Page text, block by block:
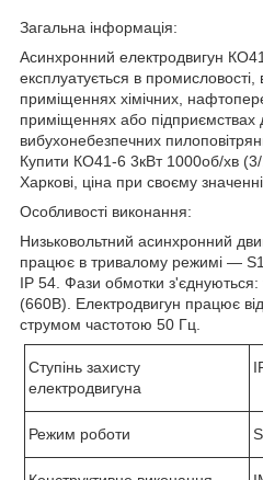
Загальна інформація:
Асинхронний електродвигун
експлуатується в
приміщеннях хімічних,
приміщеннях або
вибухонебезпечних
Купити КО41-6 3кВт 1000об/хв
Харкові, ціна при своєму
Особливості виконання:
Низьковольтний асинхронний
працює в тривалому режимі ― S
ІP 54. Фази обмотки з'єднуються:
(660В). Електродвигун працює
струмом частотою 50 Гц.
Ступінь захисту
електродвигуна
Режим роботи S